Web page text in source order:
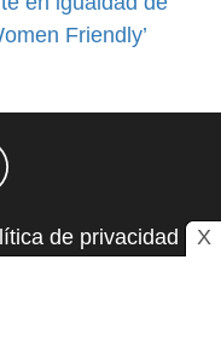
Friendly’
de privacidad
X